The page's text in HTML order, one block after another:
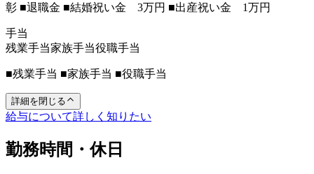
彰 ■退職金 ■結婚祝い金 3万円 ■出産祝い金 1万円
手当
残業手当家族手当役職手当
■残業手当 ■家族手当 ■役職手当
詳細を閉じる
給与について詳しく知りたい
勤務時間・休日